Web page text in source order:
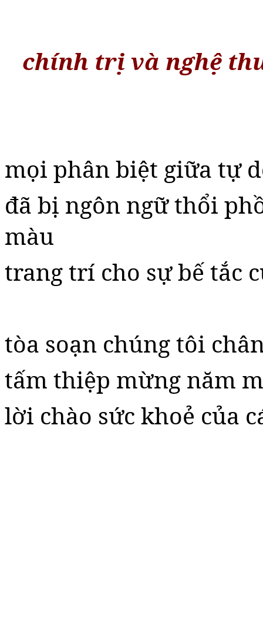
chính trị và nghệ
mọi phân biệt giữa tự
đã bị ngôn ngữ thổi
màu
trang trí cho sự bế tắc
tòa soạn chúng tôi
tấm thiệp mừng năm
lời chào sức khoẻ của